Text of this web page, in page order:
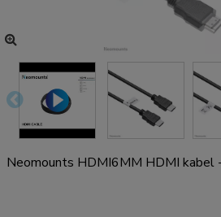
Neomounts HDMI6MM HDMI